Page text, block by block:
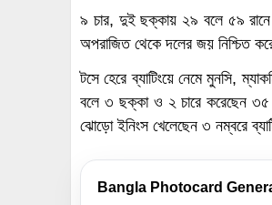
৯ চার, দুই ছক্কায় ২৯ বলে ৫৯ রানে
অপরাজিত থেকে দলের জয় নিশ্চিত
টসে হেরে ব্যাটিংয়ে নেমে মুনসি,
বলে ৩ ছক্কা ও ২ চারে করেছেন
ঝোড়ো ইনিংস খেলেছেন ৩ নম্বরে
Bangla Photocard